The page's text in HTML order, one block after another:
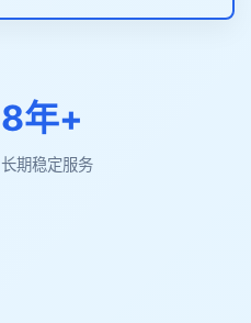
8年+
长期稳定服务